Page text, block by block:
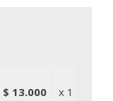
$ 13.000 x 1